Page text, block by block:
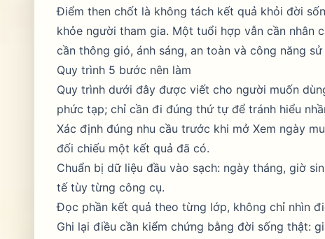
Điểm then chốt là không tách kết quả khỏi đời
khỏe người tham gia. Một tuổi hợp vẫn cần nhân
cần thông gió, ánh sáng, an toàn và công năng
Quy trình 5 bước nên làm
Quy trình dưới đây được viết cho người muốn
phức tạp; chỉ cần đi đúng thứ tự để tránh hiểu
Xác định đúng nhu cầu trước khi mở Xem ngày
đối chiếu một kết quả đã có.
Chuẩn bị dữ liệu đầu vào sạch: ngày tháng, giờ
tế tùy từng công cụ.
Đọc phần kết quả theo từng lớp, không chỉ nhìn
Ghi lại điều cần kiểm chứng bằng đời sống thật: